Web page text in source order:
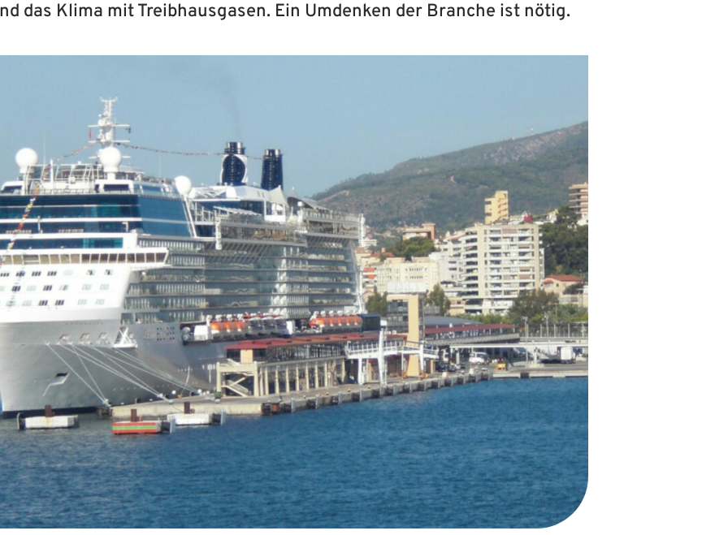
das Klima mit Treibhausgasen. Ein Umdenken der Branche ist nötig.